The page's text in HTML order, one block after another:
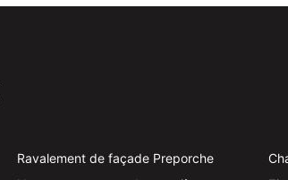
Ravalement de façade Preporche